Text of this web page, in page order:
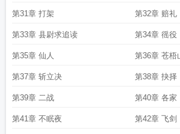
第31章 打架 第32章 赔礼
第33章 县尉求追读 第34章 徭役
第35章 仙人 第36章 苍梧
第37章 斩立决 第38章 抉择
第39章 二战 第40章 各家
第41章 不眠夜 第42章 飞剑